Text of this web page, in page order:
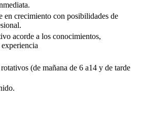
en crecimiento con posibilidades de
acorde a los conocimientos,
(de mañana de 6 a14 y de tarde